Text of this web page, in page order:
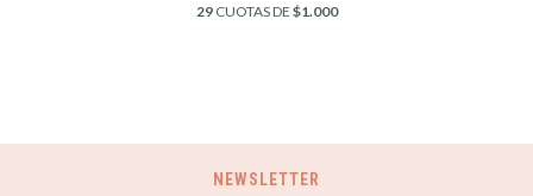
29CUOTAS DE $1.000
NEWSLETTER